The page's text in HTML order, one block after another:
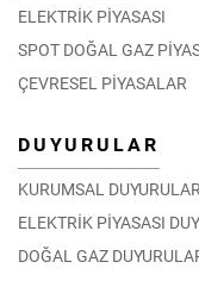
ELEKTRİK PİYASASI
SPOT DOĞAL GAZ
ÇEVRESEL PİYASALAR
DUYURULAR
KURUMSAL DUYURULAR
ELEKTRİK PİYASASI
DOĞAL GAZ